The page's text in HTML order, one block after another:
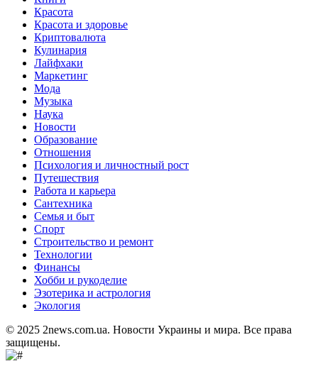
Красота
Красота и здоровье
Криптовалюта
Кулинария
Лайфхаки
Маркетинг
Мода
Музыка
Наука
Новости
Образование
Отношения
Психология и личностный рост
Путешествия
Работа и карьера
Сантехника
Семья и быт
Спорт
Строительство и ремонт
Технологии
Финансы
Хобби и рукоделие
Эзотерика и астрология
Экология
© 2025 2news.com.ua. Новости Украины и мира. Все права
защищены.